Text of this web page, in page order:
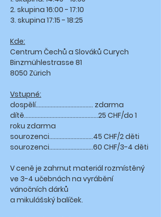
2. skupina 16:00 - 17:10
3. skupina 17:15 - 18:25
Kde:
Centrum Čechů a Slováků Curych
Binzmühlestrasse 81
8050 Zürich
Vstupné:
dospělí...................................... zdarma
dítě.................................................25 CHF/do 1
roku zdarma
sourozenci.............................45 CHF/2 děti
sourozenci.............................60 CHF/3-4 děti
V ceně je zahrnut materiál rozmístěný
ve 3-4 učebnách na vyrábění
vánočních dárků
a mikulášský balíček.